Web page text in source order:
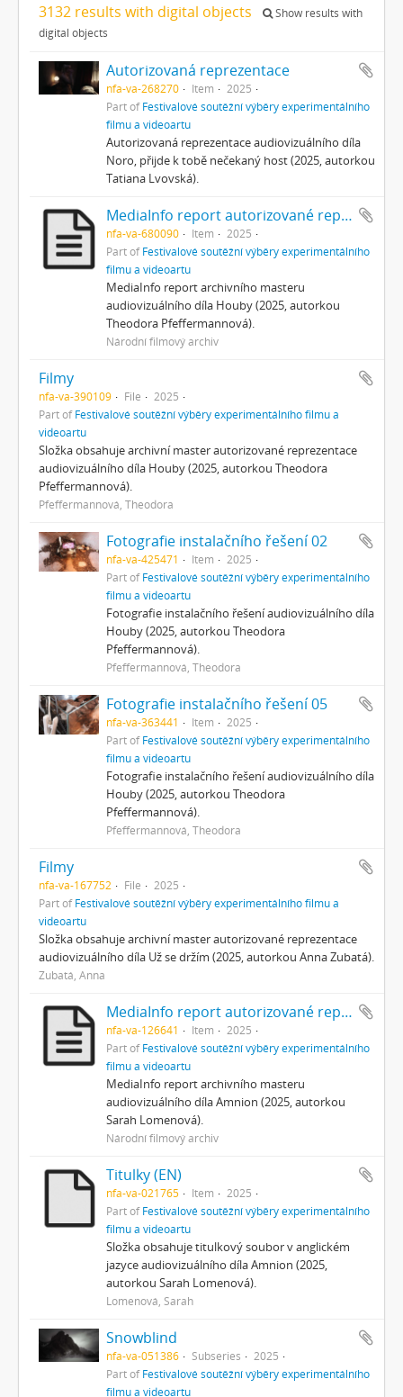
3132 results with digital objects
Show results with
digital objects
Autorizovaná reprezentace
nfa-va-268270 Item
2025
Part ofFestivalové soutěžní výběry experimentálního
filmu a videoartu
Autorizovaná reprezentace audiovizuálního díla
Noro, přijde k tobě nečekaný host (2025, autorkou
Tatiana Lvovská).
MediaInfo report autorizované reprezentace
nfa-va-680090 Item
2025
Part ofFestivalové soutěžní výběry experimentálního
filmu a videoartu
MediaInfo report archivního masteru
audiovizuálního díla Houby (2025, autorkou
Theodora Pfeffermannová).
Národní filmový archiv
Filmy
nfa-va-390109 File
2025
Part ofFestivalové soutěžní výběry experimentálního filmu a
videoartu
Složka obsahuje archivní master autorizované reprezentace
audiovizuálního díla Houby (2025, autorkou Theodora
Pfeffermannová).
Pfeffermannová, Theodora
Fotografie instalačního řešení 02
nfa-va-425471 Item
2025
Part ofFestivalové soutěžní výběry experimentálního
filmu a videoartu
Fotografie instalačního řešení audiovizuálního díla
Houby (2025, autorkou Theodora
Pfeffermannová).
Pfeffermannová, Theodora
Fotografie instalačního řešení 05
nfa-va-363441 Item
2025
Part ofFestivalové soutěžní výběry experimentálního
filmu a videoartu
Fotografie instalačního řešení audiovizuálního díla
Houby (2025, autorkou Theodora
Pfeffermannová).
Pfeffermannová, Theodora
Filmy
nfa-va-167752 File
2025
Part ofFestivalové soutěžní výběry experimentálního filmu a
videoartu
Složka obsahuje archivní master autorizované reprezentace
audiovizuálního díla Už se držím (2025, autorkou Anna Zubatá).
Zubatá, Anna
MediaInfo report autorizované reprezentace
nfa-va-126641 Item
2025
Part ofFestivalové soutěžní výběry experimentálního
filmu a videoartu
MediaInfo report archivního masteru
audiovizuálního díla Amnion (2025, autorkou
Sarah Lomenová).
Národní filmový archiv
Titulky (EN)
nfa-va-021765 Item
2025
Part ofFestivalové soutěžní výběry experimentálního
filmu a videoartu
Složka obsahuje titulkový soubor v anglickém
jazyce audiovizuálního díla Amnion (2025,
autorkou Sarah Lomenová).
Lomenová, Sarah
Snowblind
nfa-va-051386 Subseries
2025
Part ofFestivalové soutěžní výběry experimentálního
filmu a videoartu